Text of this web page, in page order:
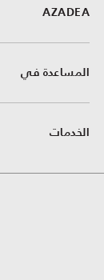
AZADEA
المساعدة في
الخدمات